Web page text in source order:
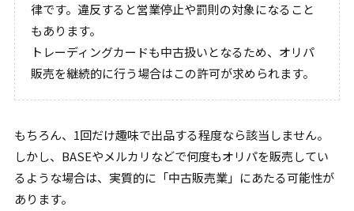
律です。違反すると営業停止や罰則の対象になること
もあります。
トレーディングカードも中古扱いとなるため、オリパ
販売を継続的に行う場合はこの許可が求められます。
もちろん、1回だけ趣味で出品する程度なら該当しません。
しかし、BASEやメルカリなどで何度もオリパを販売してい
るような場合は、実質的に「中古販売業」にあたる可能性が
あります。